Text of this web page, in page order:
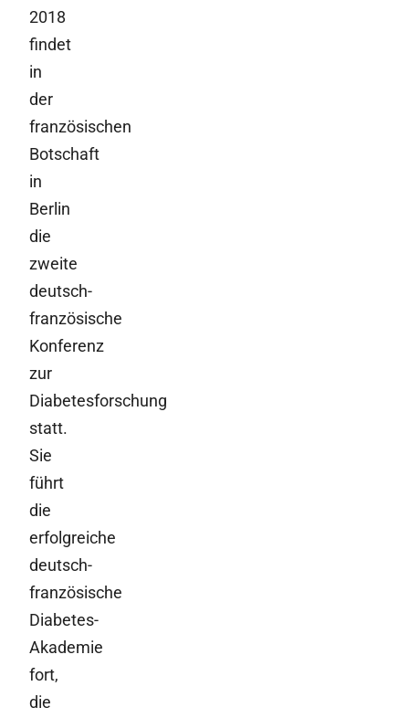
2018
findet
in
der
französischen
Botschaft
in
Berlin
die
zweite
deutsch-
französische
Konferenz
zur
Diabetesforschung
statt.
Sie
führt
die
erfolgreiche
deutsch-
französische
Diabetes-
Akademie
fort,
die